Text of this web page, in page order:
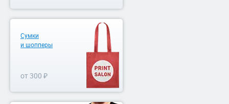
Сумки
и шопперы
от 300 ₽